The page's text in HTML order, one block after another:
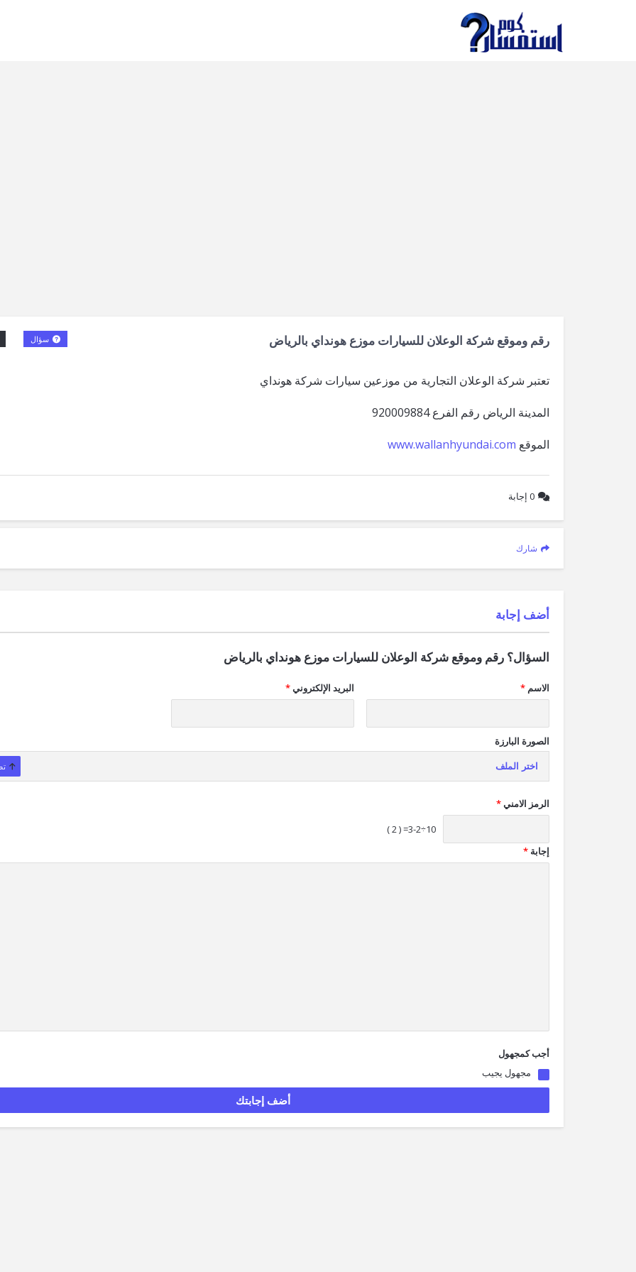
رقم وموقع شركة الوعلان للسيارات موزع هونداي بالرياض سؤال
تعتبر شركة الوعلان التجارية من موزعين سيارات شركة هونداي
المدينة الرياض رقم الفرع 920009884
الموقع www.wallanhyundai.com
0 إجابة
شارك
‫أضف إجابة
السؤال؟ رقم وموقع شركة الوعلان للسيارات موزع هونداي بالرياض
الاسم * البريد الإلكتروني*
الصورة البارزة
اختر الملف
الرمز الامني*
10÷3-2= ( 2 )
إجابة *
أجب كمجهول
مجهول يجيب